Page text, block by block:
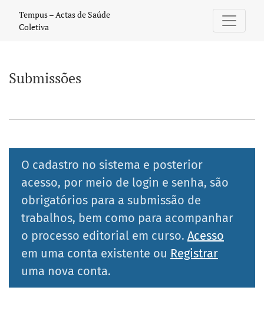
Tempus – Actas de Saúde
Coletiva
Submissões
O cadastro no sistema e posterior
acesso, por meio de login e senha, são
obrigatórios para a submissão de
trabalhos, bem como para acompanhar
o processo editorial em curso. Acesso
em uma conta existente ou Registrar
uma nova conta.